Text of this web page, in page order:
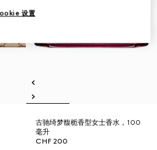
古驰绮梦馥栀香型女士香水，100
毫升
CHF 200
设置